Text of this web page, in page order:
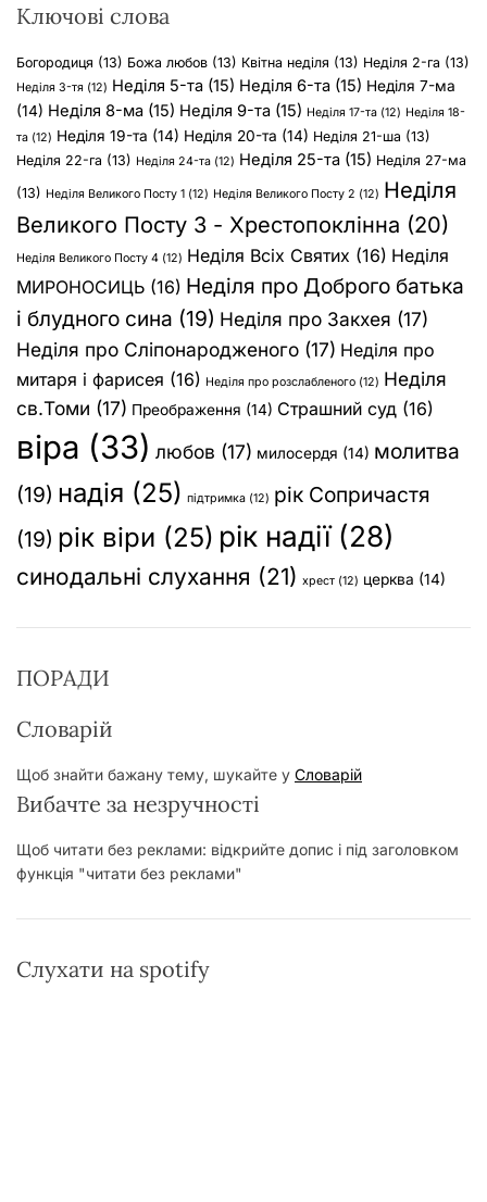
Ключові слова
Богородиця (13) Божа любов (13) Квітна неділя (13) Неділя 2-га (13)
Неділя 3-тя (12) Неділя 5-та (15) Неділя 6-та (15) Неділя 7-ма
(14) Неділя 8-ма (15) Неділя 9-та (15) Неділя 17-та (12) Неділя 18-
та (12) Неділя 19-та (14) Неділя 20-та (14) Неділя 21-ша (13)
Неділя 22-га (13) Неділя 24-та (12) Неділя 25-та (15) Неділя 27-ма
(13) Неділя Великого Посту 1 (12) Неділя Великого Посту 2 (12) Неділя
Великого Посту 3 - Хрестопоклінна (20)
Неділя Великого Посту 4 (12) Неділя Всіх Святих (16) Неділя
МИРОНОСИЦЬ (16) Неділя про Доброго батька
і блудного сина (19) Неділя про Закхея (17)
Неділя про Сліпонародженого (17) Неділя про
митаря і фарисея (16) Неділя про розслабленого (12) Неділя
св.Томи (17) Преображення (14) Страшний суд (16)
віра (33) любов (17) милосердя (14) молитва
(19) надія (25) підтримка (12) рік Сопричастя
(19) рік віри (25) рік надії(28)
синодальні слухання (21) хрест (12) церква (14)
ПОРАДИ
Словарій
Щоб знайти бажану тему, шукайте у Словарій
Вибачте за незручності
Щоб читати без реклами: відкрийте допис і під заголовком
функція "читати без реклами"
Слухати на spotify